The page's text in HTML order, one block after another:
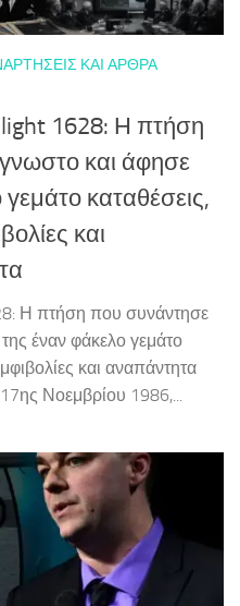
ΚΑΙ ΆΡΘΡΑ
1628: Η πτήση
και άφησε
καταθέσεις,
και
Η πτήση που συνάντησε
έναν φάκελο γεμάτο
και αναπάντητα
Νοεμβρίου 1986,...